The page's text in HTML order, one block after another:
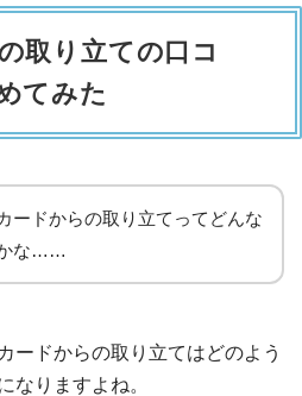
取り立ての口コ
てみた
ードからの取り立てってどんな
な……
ードからの取り立てはどのよう
なりますよね。